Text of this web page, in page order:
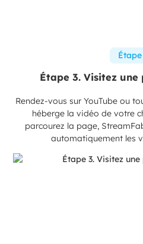
Étape
Étape 3. Visitez
Rendez-vous sur YouTube ou
héberge la vidéo de votre
parcourez la page,
automatiquement les